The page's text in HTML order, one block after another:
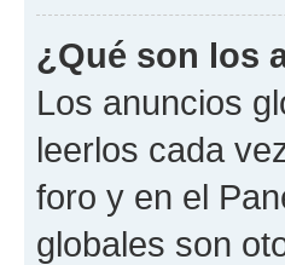
¿Qué son los
Los anuncios
leerlos cada
foro y en el
globales son